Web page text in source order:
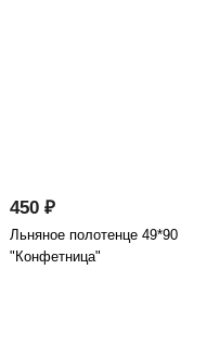
450 ₽
Льняное полотенце 49*90
"Конфетница"